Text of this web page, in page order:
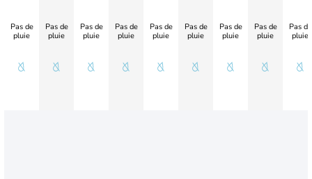
Pas de
pluie
Pas de
pluie
Pas de
pluie
Pas de
pluie
Pas de
pluie
Pas de
pluie
Pas de
pluie
Pas de
pluie
Pas de
pluie